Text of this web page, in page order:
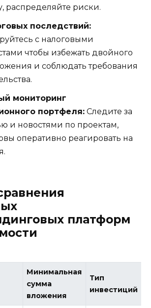
распределяйте риски.
последствий:
с налоговыми
чтобы избежать двойного
и соблюдать требования
мониторинг
портфеля: Следите за
и новостями по проектам,
оперативно реагировать на
платформ
Минимальная
сумма
вложения
Тип
инвестиций